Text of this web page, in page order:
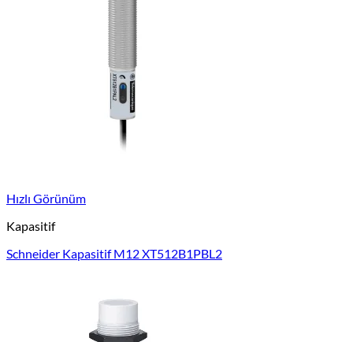
Hızlı Görünüm
Kapasitif
Schneider Kapasitif M12 XT512B1PBL2